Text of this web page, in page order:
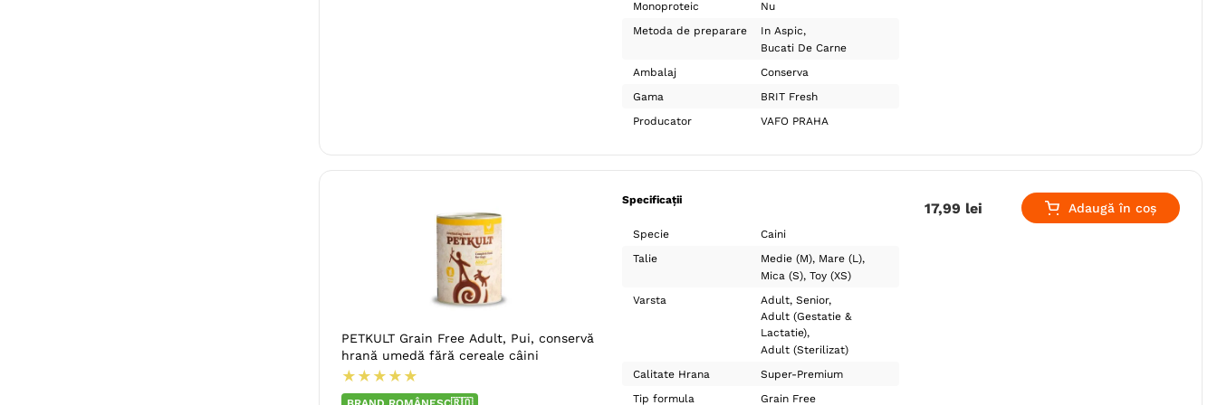
Monoproteic
Nu
Metoda de preparare
In Aspic
Bucati De Carne
Ambalaj
Conserva
Gama
BRIT Fresh
Producator
VAFO PRAHA
PETKULT Grain Free Adult, Pui, conservă
hrană umedă fără cereale câini
★ ★ ★ ★ ★
Specificații
Specie
Caini
Talie
Medie (M) Mare (L)
Mica (S) Toy (XS)
Varsta
Adult Senior
Adult (Gestatie &
Lactatie)
Adult (Sterilizat)
Calitate Hrana
Super-Premium
Tip formula
Grain Free
17,99 lei Adaugă în coș